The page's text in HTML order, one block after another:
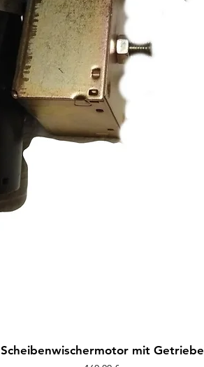
Aperçu rapide
Scheibenwischermotor mit Getriebe